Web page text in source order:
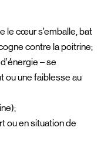
le cœur s’emballe, bat
contre la poitrine;
– se
ou une faiblesse au
ou en situation de